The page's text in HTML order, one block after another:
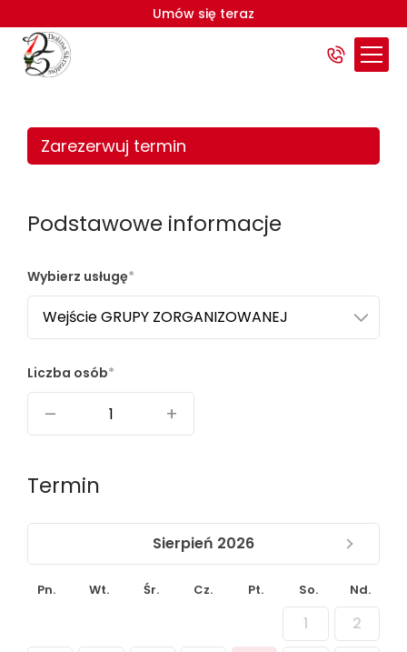
Umów się teraz
Zarezerwuj termin
Podstawowe informacje
Wybierz usługę
Liczba osób
+
–
Termin
Sierpień 2026
Pn. Wt. Śr. Cz. Pt. So. Nd.
1
2